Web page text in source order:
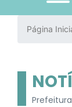
Página